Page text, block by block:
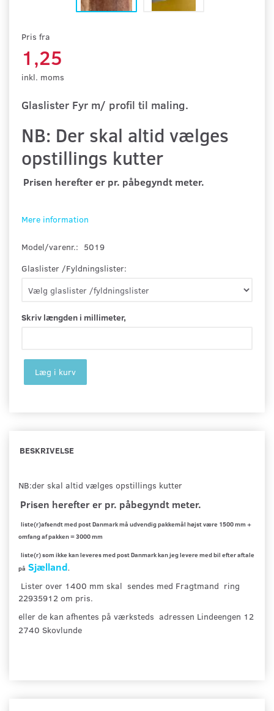
Pris fra
1,25
inkl. moms
Glaslister Fyr m/ profil til maling.
NB: Der skal altid vælges
opstillings kutter
Prisen herefter er pr. påbegyndt meter.
Mere information
Model/varenr.: 5019
Glaslister /Fyldningslister:
Skriv længden i millimeter,
Læg i kurv
BESKRIVELSE
NB:der skal altid vælges opstillings kutter
Prisen herefter er pr. påbegyndt meter.
liste(r)afsendt med post Danmark må udvendig pakkemål højst være 1500 mm +
omfang af pakken = 3000 mm
liste(r) som ikke kan leveres med post Danmark kan jeg levere med bil efter aftale
på Sjælland.
Lister over 1400 mm skal sendes med Fragtmand ring
22935912 om pris.
eller de kan afhentes på værksteds adressen Lindeengen 12
2740 Skovlunde